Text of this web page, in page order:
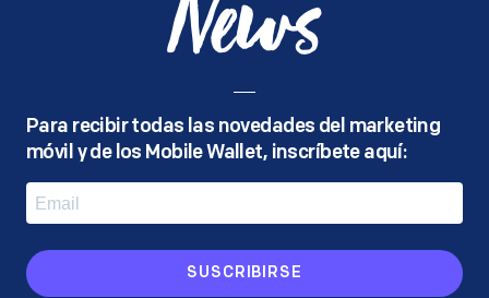
News
Para recibir todas las novedades del marketing
móvil y de los Mobile Wallet, inscríbete aquí:
SUSCRIBIRSE